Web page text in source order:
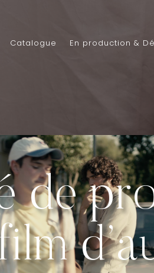
Catalogue En production &
de